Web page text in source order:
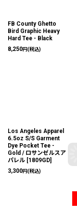
FB County Ghetto
Bird Graphic Heavy
Hard Tee - Black
8,250円(税込)
Los Angeles Apparel
6.5oz S/S Garment
Dye Pocket Tee -
Gold / ロサンゼルスア
パレル [1809GD]
3,300円(税込)